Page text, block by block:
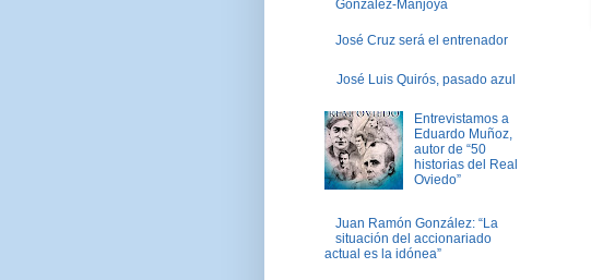
González-Manjoya
José Cruz será el entrenador
José Luis Quirós, pasado azul
Entrevistamos a
Eduardo Muñoz,
autor de “50
historias del Real
Oviedo”
Juan Ramón González: “La
situación del accionariado
actual es la idónea”